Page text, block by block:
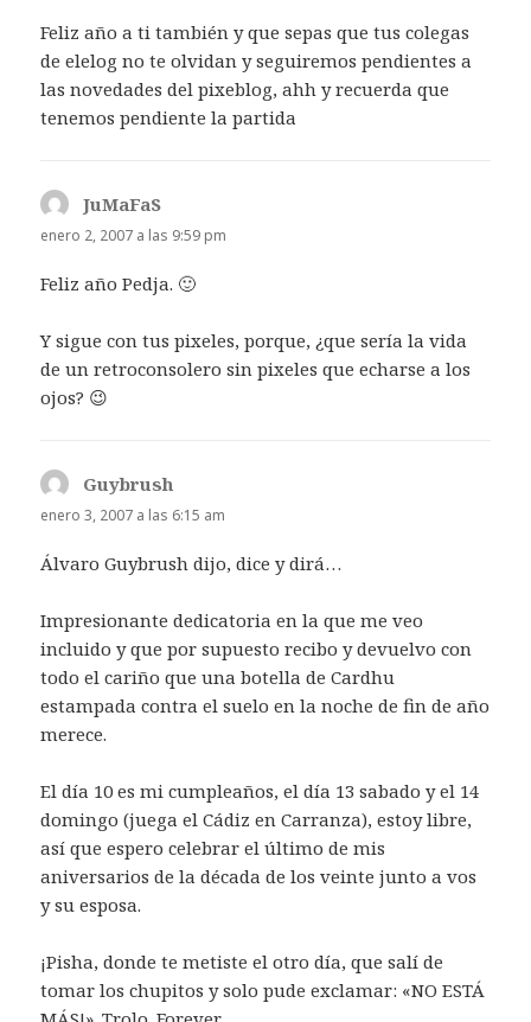
Feliz año a ti también y que sepas que tus colegas
de elelog no te olvidan y seguiremos pendientes a
las novedades del pixeblog, ahh y recuerda que
tenemos pendiente la partida
JuMaFaS
enero 2, 2007 a las 9:59 pm
Feliz año Pedja. 🙂
Y sigue con tus pixeles, porque, ¿que sería la vida
de un retroconsolero sin pixeles que echarse a los
ojos? 😉
Guybrush
enero 3, 2007 a las 6:15 am
Álvaro Guybrush dijo, dice y dirá…
Impresionante dedicatoria en la que me veo
incluido y que por supuesto recibo y devuelvo con
todo el cariño que una botella de Cardhu
estampada contra el suelo en la noche de fin de año
merece.
El día 10 es mi cumpleaños, el día 13 sabado y el 14
domingo (juega el Cádiz en Carranza), estoy libre,
así que espero celebrar el último de mis
aniversarios de la década de los veinte junto a vos
y su esposa.
¡Pisha, donde te metiste el otro día, que salí de
tomar los chupitos y solo pude exclamar: «NO ESTÁ